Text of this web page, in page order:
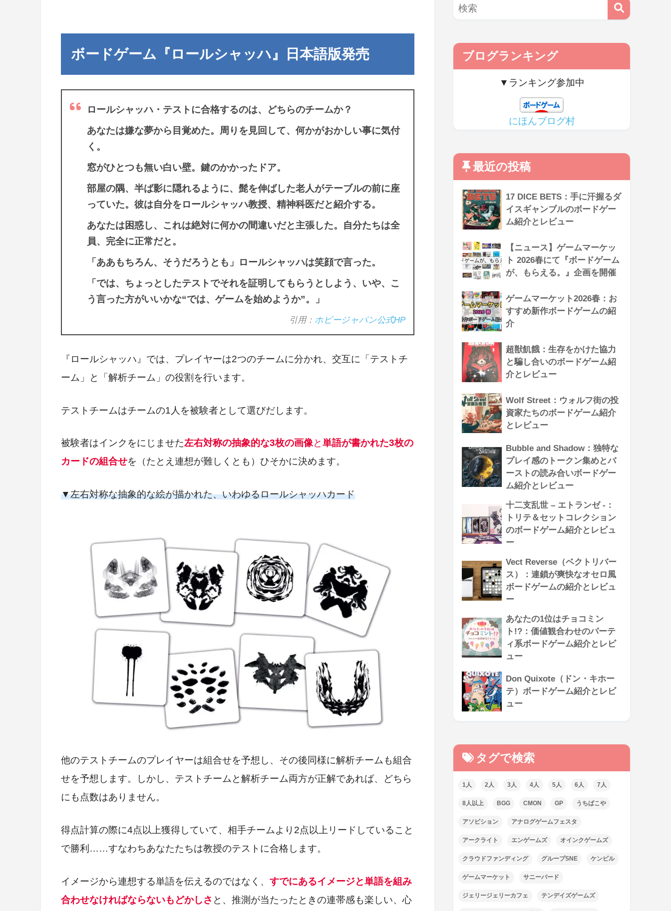
ボードゲーム『ロールシャッハ』日本語版発売
ロールシャッハ・テストに合格するのは、どちらのチームか？
あなたは嫌な夢から目覚めた。周りを見回して、何かがおかしい事に気付
く。
窓がひとつも無い白い壁。鍵のかかったドア。
部屋の隅、半ば影に隠れるように、髭を伸ばした老人がテーブルの前に座
っていた。彼は自分をロールシャッハ教授、精神科医だと紹介する。
あなたは困惑し、これは絶対に何かの間違いだと主張した。自分たちは全
員、完全に正常だと。
「ああもちろん、そうだろうとも」ロールシャッハは笑顔で言った。
「では、ちょっとしたテストでそれを証明してもらうとしよう、いや、こ
う言った方がいいかな“では、ゲームを始めようか”。」
引用： ホビージャパン公式HP
『ロールシャッハ』では、プレイヤーは2つのチームに分かれ、交互に「テストチ
ーム」と「解析チーム」の役割を行います。
テストチームはチームの1人を被験者として選びだします。
被験者はインクをにじませた左右対称の抽象的な3枚の画像と単語が書かれた3枚の
カードの組合せを（たとえ連想が難しくとも）ひそかに決めます。
▼左右対称な抽象的な絵が描かれた、いわゆるロールシャッハカード
他のテストチームのプレイヤーは組合せを予想し、その後同様に解析チームも組合
せを予想します。しかし、テストチームと解析チーム両方が正解であれば、どちら
にも点数はありません。
得点計算の際に4点以上獲得していて、相手チームより2点以上リードしていること
で勝利……すなわちあなたたちは教授のテストに合格します。
イメージから連想する単語を伝えるのではなく、 すでにあるイメージと単語を組み
合わせなければならないもどかしさ と、推測が当たったときの連帯感も楽しい、心
ブログランキング
▼ランキング参加中
にほんブログ村
最近の投稿
17 DICE BETS：手に汗握るダ
イスギャンブルのボードゲー
ム紹介とレビュー
【ニュース】ゲームマーケッ
ト 2026春にて『ボードゲーム
が、もらえる。』企画を開催
ゲームマーケット2026春：お
すすめ新作ボードゲームの紹
介
超獣飢餓：生存をかけた協力
と騙し合いのボードゲーム紹
介とレビュー
Wolf Street：ウォルフ街の投
資家たちのボードゲーム紹介
とレビュー
Bubble and Shadow：独特な
プレイ感のトークン集めとバ
ーストの読み合いボードゲー
ム紹介とレビュー
十二支乱世 – エトランゼ -：
トリテ＆セットコレクション
のボードゲーム紹介とレビュ
ー
Vect Reverse（ベクトリバー
ス）：連鎖が爽快なオセロ風
ボードゲームの紹介とレビュ
ー
あなたの1位はチョコミン
ト!?：価値観合わせのパーテ
ィ系ボードゲーム紹介とレビ
ュー
Don Quixote（ドン・キホー
テ）ボードゲーム紹介とレビ
ュー
タグで検索
1人 2人 3人 4人 5人 6人 7人
8人以上 BGG CMON GP うちばこや
アソビション アナログゲームフェスタ
アークライト エンゲームズ オインクゲームズ
クラウドファンディング グループSNE ケンビル
ゲームマーケット サニーバード
ジェリージェリーカフェ テンデイズゲームズ